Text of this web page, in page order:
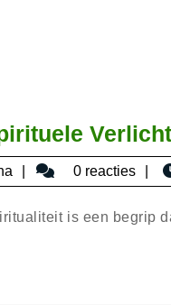
bisericaromana
0 reacties
is een begrip